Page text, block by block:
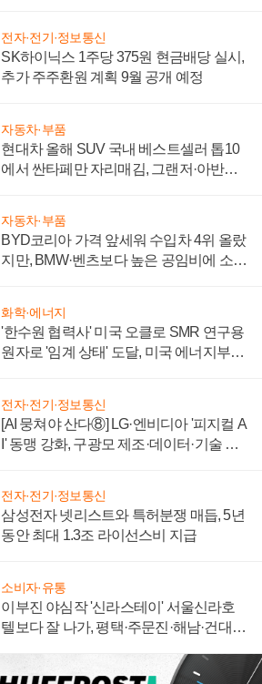
전자·전기·정보통신
SK하이닉스 1주당 375원 현금배당 실시,
추가 주주환원 계획 9월 공개 예정
자동차·부품
현대차 올해 SUV 국내 베스트셀러 톱10
에서 싼타페만 자리매김, 그랜저·아반떼
자동차·부품
BYD코리아 가격 앞세워 수입차 4위 올랐
지만, BMW·벤츠보다 높은 공임비에 소비
화학·에너지
'한수원 협력사' 미국 오클로 SMR 연구용
원자로 '임계 상태' 도달, 미국 에너지부
전자·전기·정보통신
[AI 뭉쳐야 산다⑧] LG·엔비디아 '피지컬 A
I' 동맹 강화, 구광모 제조·데이터·기술 결
전자·전기·정보통신
삼성전자 넷리스트와 특허분쟁 매듭, 5년
동안 최대 1.3조 라이선스비 지급
소비자·유통
이부진 야심작 '신라스테이' 서울신라호
텔보다 잘 나가, 평택·주문진·해남·건대로